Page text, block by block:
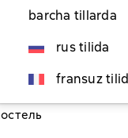
barcha tillarda
rus tilida
fransuz
чаша